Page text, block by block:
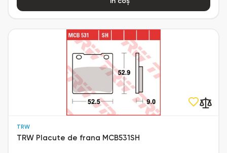
TRW
TRW Placute de frana MCB531SH